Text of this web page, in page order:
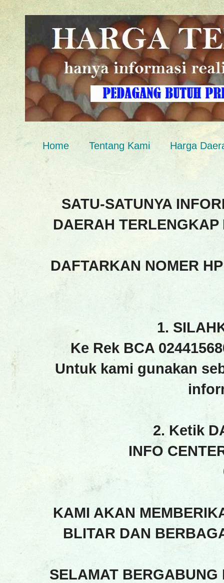
Home Tentang Kami Harga
SATU-SATUNYA
DAERAH TERLENGKAP
DAFTARKAN NOMER
1.
Ke Rek BCA
Untuk kami gunakan
2. Ketik
INFO
KAMI AKAN
BLITAR DAN
SELAMAT